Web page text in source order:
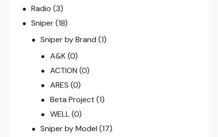
Radio (3)
Sniper(18)
Sniper by Brand (1)
A&K (0)
ACTION (0)
ARES (0)
Beta Project (1)
WELL (0)
Sniper by Model (17)